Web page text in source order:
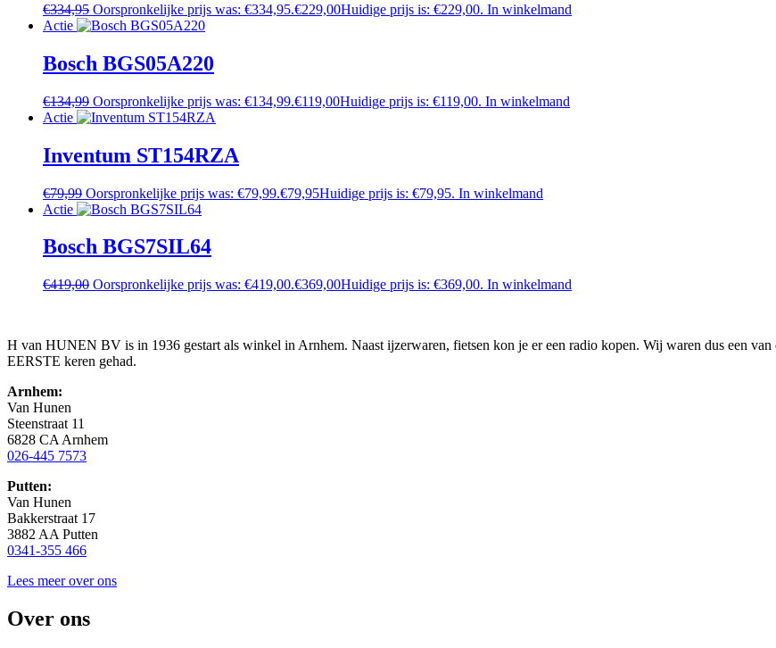
€334,95 Oorspronkelijke prijs was: €334,95.€229,00Huidige prijs is: €229,00. In winkelmand
Actie
Bosch BGS05A220
€134,99 Oorspronkelijke prijs was: €134,99.€119,00Huidige prijs is: €119,00. In winkelmand
Actie
Inventum ST154RZA
€79,99 Oorspronkelijke prijs was: €79,99.€79,95Huidige prijs is: €79,95. In winkelmand
Actie
Bosch BGS7SIL64
€419,00 Oorspronkelijke prijs was: €419,00.€369,00Huidige prijs is: €369,00. In winkelmand
H van HUNEN BV is in 1936 gestart als winkel in Arnhem. Naast ijzerwaren, fietsen kon je er een radio kopen. Wij waren dus een
EERSTE keren gehad.
Arnhem:
Van Hunen
Steenstraat 11
6828 CA Arnhem
026-445 7573
Putten:
Van Hunen
Bakkerstraat 17
3882 AA Putten
0341-355 466
Lees meer over ons
Over ons